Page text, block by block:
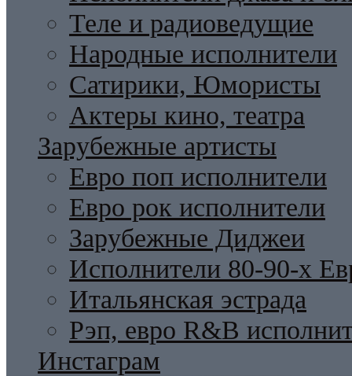
Теле и радиоведущие
Народные исполнители
Сатирики, Юмористы
Актеры кино, театра
Зарубежные артисты
Евро поп исполнители
Евро рок исполнители
Зарубежные Диджеи
Исполнители 80-90-х
Итальянская эстрада
Рэп, евро R&B
Инстаграм